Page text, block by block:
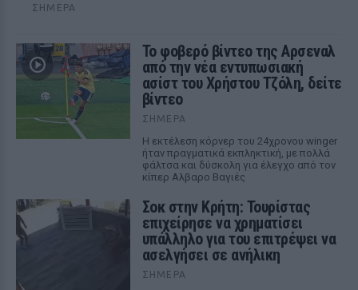
ΣΉΜΕΡΑ
Το φοβερό βίντεο της Αρσεναλ
από την νέα εντυπωσιακή
ασίστ του Χρήστου Τζόλη, δείτε
βίντεο
ΣΉΜΕΡΑ
Η εκτέλεση κόρνερ του 24χρονου winger
ήταν πραγματικά εκπληκτική, με πολλά
φάλτσα και δύσκολη για έλεγχο από τον
κίπερ Αλβαρο Βαγιές
Σοκ στην Κρήτη: Τουρίστας
επιχείρησε να χρηματίσει
υπάλληλο για του επιτρέψει να
ασελγήσει σε ανήλικη
ΣΉΜΕΡΑ